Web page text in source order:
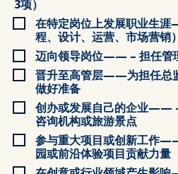
3项）
在特定岗位上发展职业生
程、设计、运营、市场营销
迈向领导岗位—— – 担任管
晋升至高管层——为担任总
做好准备
创办或发展自己的企业—— –
咨询机构或旅游景点
参与重大项目或创新工作
园或前沿体验项目贡献力量